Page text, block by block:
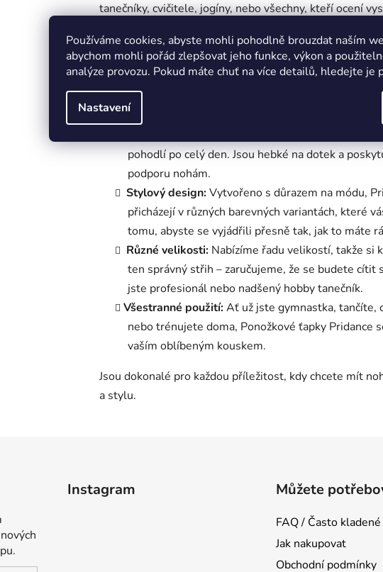
Používáme cookies, abyste mohli pohodlně brouzdat naším
abychom mohli pořád zlepšovat jeho funkce, výkon a
analýze provozu. Pokud máte chuť na více detailů, hledejte je
Nastavení
tanečníky, cvičitele, jogíny, nebo všechny, kteří ocení
cítit se jako na obláčku!
Hlavní vlastnosti:
Kvalitní materiály:
Ponožkové ťapky Pridance
pohodlí po celý den. Jsou hebké na dotek a
podporu nohám.
Stylový design:Vytvořeno s důrazem na módu,
přicházejí v různých barevných variantách, které
tomu, abyste se vyjádřili přesně tak, jak to máte
Různé velikosti: Nabízíme řadu velikostí, takže si
ten správný střih – zaručujeme, že se budete cítit
jste profesionál nebo nadšený hobby tanečník.
Všestranné použití:Ať už jste gymnastka, tančíte,
nebo trénujete doma, Ponožkové ťapky Pridance
vaším oblíbeným kouskem.
Jsou dokonalé pro každou příležitost, kdy chcete mít
a stylu.
Instagram Můžete
FAQ / Často
Jak nakupovat
Obchodní podmínky